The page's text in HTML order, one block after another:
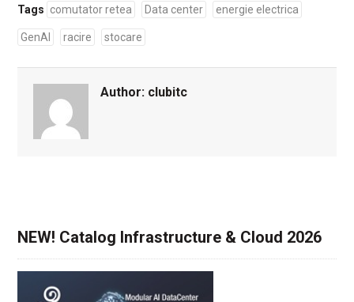
Tags comutator retea Data center energie electrica
GenAI racire stocare
Author: clubitc
NEW! Catalog Infrastructure & Cloud 2026